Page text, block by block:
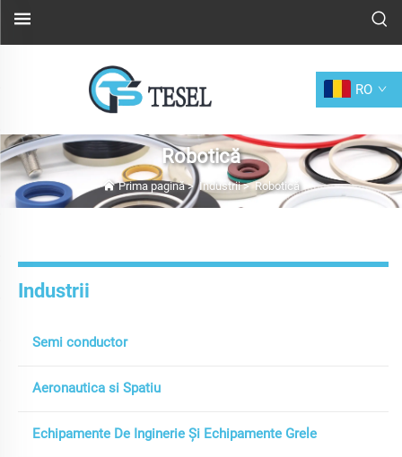
RO
Robotică
Prima pagină>Industrii>Robotică
Industrii
Semi conductor
Aeronautica si Spatiu
Echipamente De Inginerie Şi Echipamente Grele